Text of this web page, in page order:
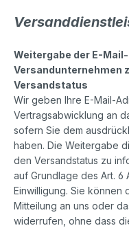
Weitergabe der E-
Versandunternehmen
Versandstatus
Wir geben Ihre E-Mail-
Vertragsabwicklung an
sofern Sie dem
haben. Die Weitergabe
den Versandstatus zu
auf Grundlage des Art. 6
Einwilligung. Sie können
Mitteilung an uns oder
widerrufen, ohne dass